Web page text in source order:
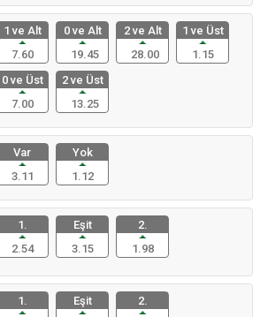
1 ve Alt
7.60
0 ve Alt
19.45
2 ve Alt
28.00
1 ve Üst
1.15
0 ve Üst
7.00
2 ve Üst
13.25
Var
3.11
Yok
1.12
1.
2.54
Eşit
3.15
2.
1.98
1.
Eşit
2.